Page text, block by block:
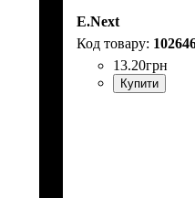
E.Next
13.20грн
Купити